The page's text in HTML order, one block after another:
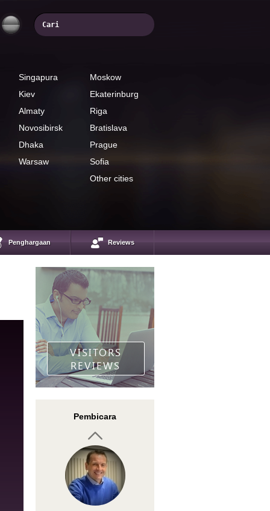
Singapura
Moskow
Kiev
Ekaterinburg
Almaty
Riga
Novosibirsk
Bratislava
Dhaka
Prague
Warsaw
Sofia
Other cities
Penghargaan Reviews
VISITORS
REVIEWS
Pembicara
Investment Advisor
Torben Melsted
InstaForex analyst
Petr Podhajsky
financnik.cz